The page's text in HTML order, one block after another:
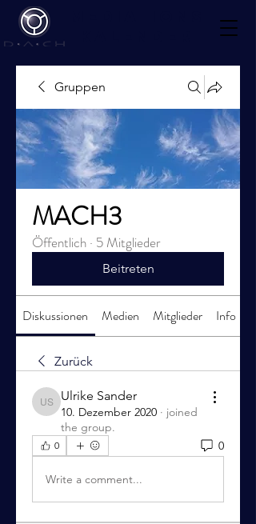
Gruppen
MACH3
Öffentlich · 5 Mitglieder
Beitreten
Diskussionen Medien Mitglieder Info
Zurück
Ulrike Sander
Ulrike Sander
10. Dezember 2020 · joined
the group.
0 0
Write a comment...